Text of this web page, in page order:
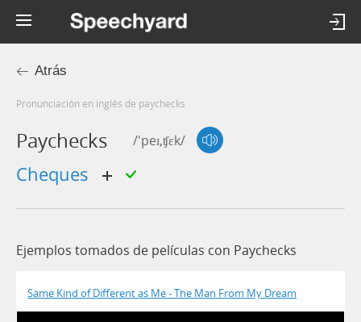
Atrás
Pronunciación en inglés de paychecks
Paychecks /'peɪ,ʧɛk/
cheques
Ejemplos tomados de películas con Paychecks
Same Kind of Different as Me - The Man From My Dream